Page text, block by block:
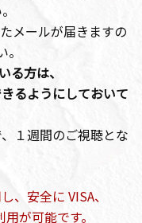
メールが届きますの
方は、
るようにしておいて
１週間のご視聴とな
安全に VISA、
が可能です。